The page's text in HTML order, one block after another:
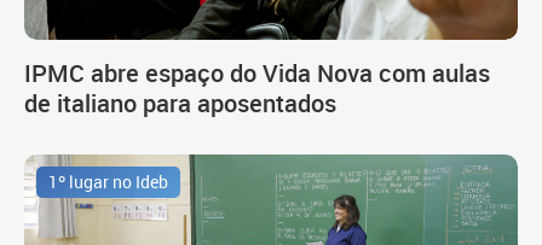
IPMC abre espaço do Vida Nova com aulas
de italiano para aposentados
1º lugar no Ideb